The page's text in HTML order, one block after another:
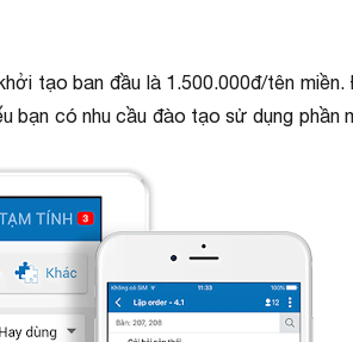
tạo ban đầu là 1.500.000đ/tên
bạn có nhu cầu đào tạo sử dụng phần